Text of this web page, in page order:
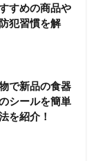
すめの商品や
犯習慣を解
で新品の食器
シールを簡単
を紹介！